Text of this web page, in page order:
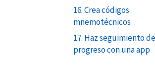
16. Crea códigos
mnemotécnicos
17. Haz seguimiento
progreso con una app